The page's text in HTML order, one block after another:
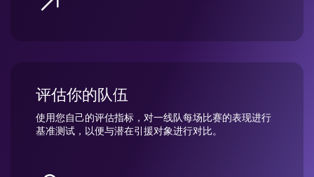
评估你的队伍
使用您自己的评估指标，对一线队每场比赛的表现进行
基准测试，以便与潜在引援对象进行对比。